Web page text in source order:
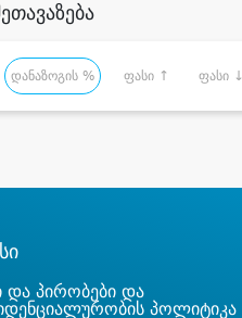
დანაზოგის % ფასი ↑ ფასი ↓
და პირობები და
პოლიტიკა